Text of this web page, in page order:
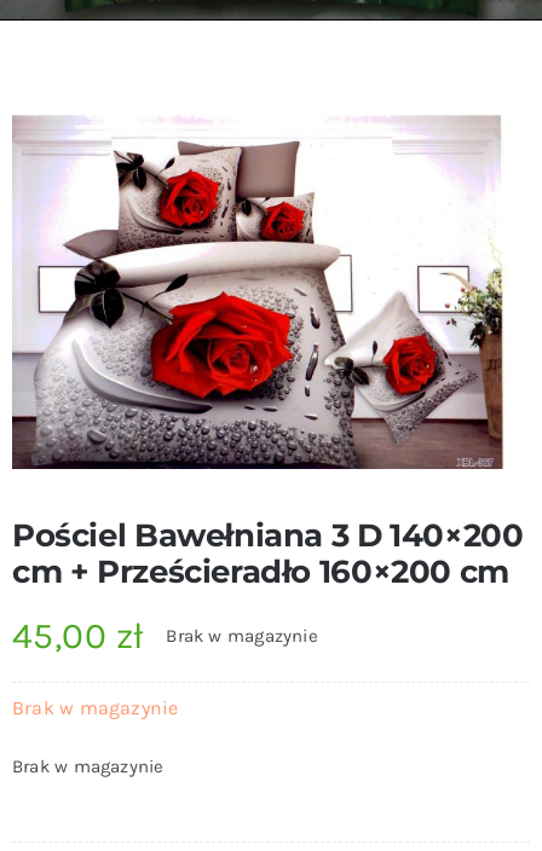
Pościel Bawełniana 3 D 140×200
cm + Prześcieradło 160×200 cm
45,00 zł Brak w magazynie
Brak w magazynie
Brak w magazynie